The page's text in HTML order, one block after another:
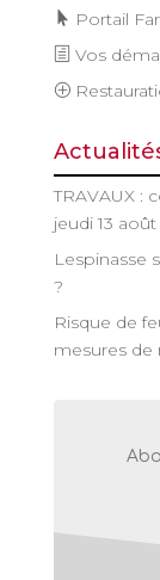
Portail
Vos
TRAVAUX :
jeudi 13
Lespinasse
?
Risque de
mesures de